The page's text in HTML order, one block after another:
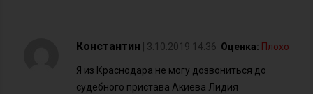
Константин | 3.10.2019 14:36 Оценка: Плохо
Я из Краснодара не могу дозвониться до
судебного пристава Акиева Лидия